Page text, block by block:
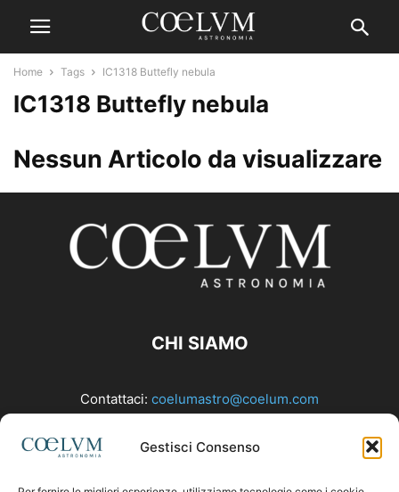
Gestisci Consenso
Home Tags IC1318 Buttefly nebula
IC1318 Buttefly nebula
Nessun Articolo da visualizzare
CHI SIAMO
Contattaci: coelumastro@coelum.com
SEGUICI